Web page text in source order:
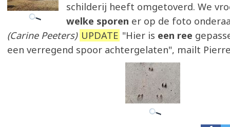
schilderij heeft omgetoverd. We
welke sporen er op de foto
(Carine Peeters) UPDATE "Hier is een ree
een verregend spoor achtergelaten", mailt